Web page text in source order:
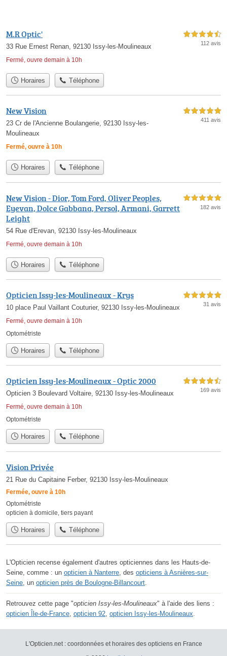
M.R Optic'
33 Rue Ernest Renan, 92130 Issy-les-Moulineaux
Fermé, ouvre demain à 10h
4,5 étoiles sur 5
112 avis
Horaires Téléphone
New Vision
23 Cr de l'Ancienne Boulangerie, 92130 Issy-les-
Moulineaux
Fermé, ouvre à 10h
5,0 étoiles sur 5
411 avis
Horaires Téléphone
New Vision - Dior, Tom Ford, Oliver Peoples,
Eyevan, Dolce Gabbana, Persol, Armani, Garrett
Leight
54 Rue d'Erevan, 92130 Issy-les-Moulineaux
Fermé, ouvre demain à 10h
5,0 étoiles sur 5
182 avis
Horaires Téléphone
Opticien Issy-les-Moulineaux - Krys
10 place Paul Vaillant Couturier, 92130 Issy-les-Moulineaux
Fermé, ouvre demain à 10h
5,0 étoiles sur 5
31 avis
Optométriste
Horaires Téléphone
Opticien Issy-les-Moulineaux - Optic 2000
Opticien 3 Boulevard Voltaire, 92130 Issy-les-Moulineaux
Fermé, ouvre demain à 10h
4,5 étoiles sur 5
169 avis
Optométriste
Horaires Téléphone
Vision Privée
21 Rue du Capitaine Ferber, 92130 Issy-les-Moulineaux
Fermée, ouvre à 10h
Optométriste
opticien à domicile tiers payant
Horaires Téléphone
L'Opticien recense également d'autres opticiennes dans les Hauts-de-
Seine, comme : un opticien à Nanterre, des opticiens à Asnières-sur-
Seine, un opticien près de Boulogne-Billancourt.
Retrouvez cette page "opticien Issy-les-Moulineaux" à l'aide des liens :
opticien Île-de-France, opticien 92, opticien Issy-les-Moulineaux.
L'Opticien.net : coordonnées et horaires des opticiens en France